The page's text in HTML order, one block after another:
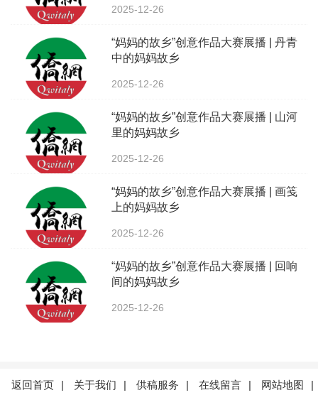
2025-12-26
“妈妈的故乡”创意作品大赛展播 | 丹青
中的妈妈故乡
2025-12-26
“妈妈的故乡”创意作品大赛展播 | 山河
里的妈妈故乡
2025-12-26
“妈妈的故乡”创意作品大赛展播 | 画笺
上的妈妈故乡
2025-12-26
“妈妈的故乡”创意作品大赛展播 | 回响
间的妈妈故乡
2025-12-26
返回首页 | 关于我们 | 供稿服务 | 在线留言 | 网站地图 |